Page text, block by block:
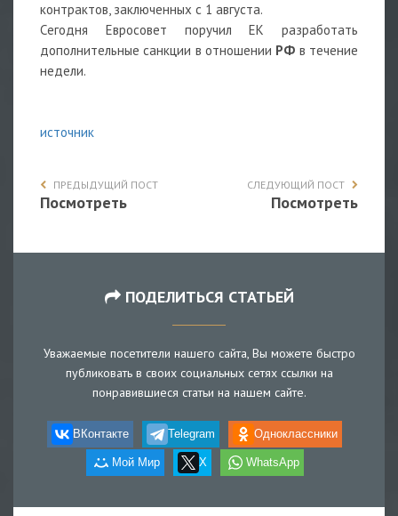
контрактов, заключенных с 1 августа.
Сегодня Евросовет поручил ЕК разработать
дополнительные санкции в отношении РФ в течение
недели.
источник
ПРЕДЫДУЩИЙ ПОСТ
Посмотреть
СЛЕДУЮЩИЙ ПОСТ
Посмотреть
ПОДЕЛИТЬСЯ СТАТЬЕЙ
Уважаемые посетители нашего сайта, Вы можете быстро
публиковать в своих социальных сетях ссылки на
понравившиеся статьи на нашем сайте.
ВКонтакте Telegram Одноклассники
Мой Мир X WhatsApp